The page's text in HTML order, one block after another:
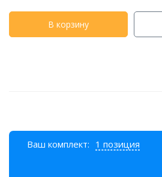
В корзину
Ваш комплект: 1 позиция